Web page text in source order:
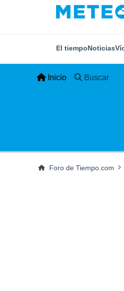
El tiempoNoticias
Inicio Buscar
Foro de Tiempo.com